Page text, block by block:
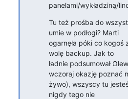
panelami/wykładziną/
Tu też prośba do
umie w podłogi? Marti
ogarnęła póki co kogoś
wolę backup. Jak to
ładnie podsumował
wczoraj okazję poznać
żywo), wszyscy tu
nigdy tego nie